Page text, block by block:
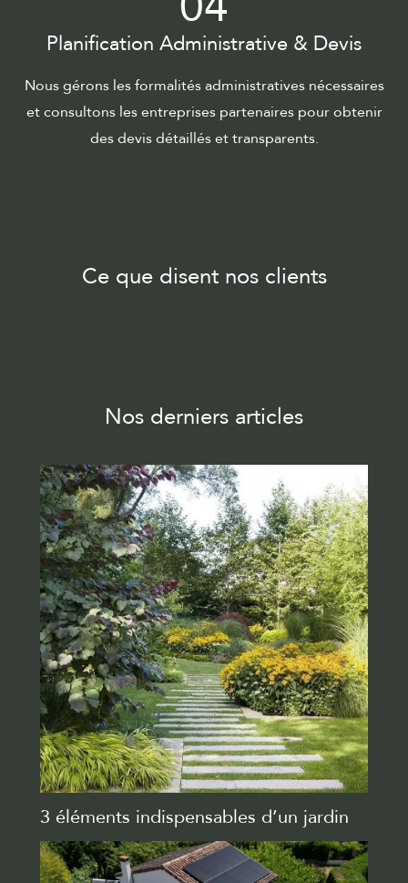
Planification Administrative & Devis
Nous gérons les formalités administratives nécessaires
et consultons les entreprises partenaires pour obtenir
des devis détaillés et transparents.
Ce que disent nos clients
Nos derniers articles
3 éléments indispensables d’un jardin